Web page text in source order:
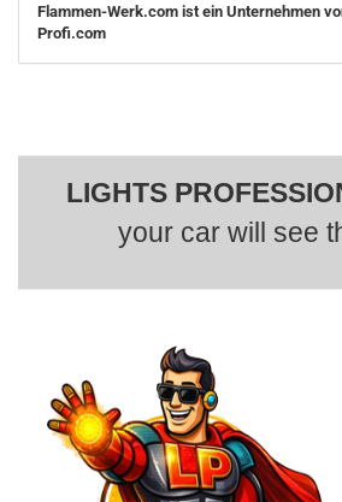
Flammen-Werk.com ist ein Unternehmen
Profi.com
LIGHTS
your car will see